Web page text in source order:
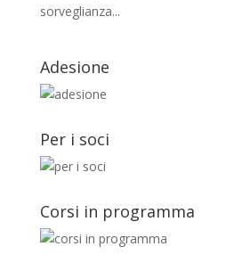
sorveglianza...
Adesione
Per i soci
Corsi in programma